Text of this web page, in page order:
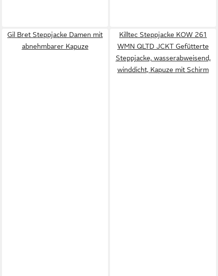
Gil Bret Steppjacke Damen mit
abnehmbarer Kapuze
Killtec Steppjacke KOW 261
WMN QLTD JCKT Gefütterte
Steppjacke, wasserabweisend,
winddicht, Kapuze mit Schirm